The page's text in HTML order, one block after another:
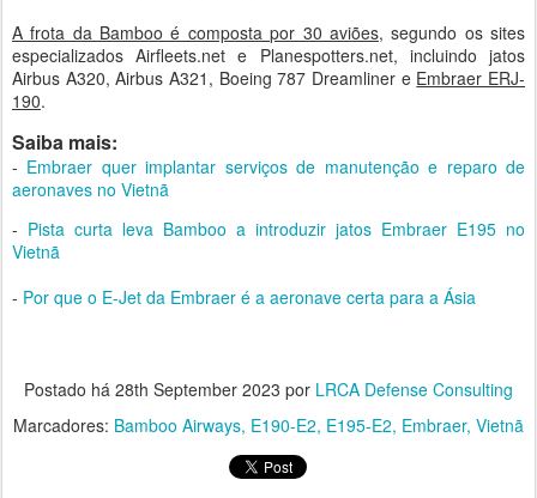
A frota da Bamboo é composta por 30 aviões, segundo os sites
especializados Airfleets.net e Planespotters.net, incluindo jatos
Airbus A320, Airbus A321, Boeing 787 Dreamliner e Embraer ERJ-
190.
Saiba mais:
- Embraer quer implantar serviços de manutenção e reparo de
aeronaves no Vietnã
- Pista curta leva Bamboo a introduzir jatos Embraer E195 no
Vietnã
- Por que o E-Jet da Embraer é a aeronave certa para a Ásia
Postado há 28th September 2023 por LRCA Defense Consulting
Marcadores: Bamboo Airways E190-E2 E195-E2 Embraer Vietnã